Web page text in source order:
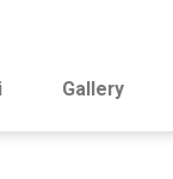
Gallery